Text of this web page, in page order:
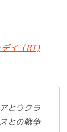
イ（RT)
とウクラ
との戦争